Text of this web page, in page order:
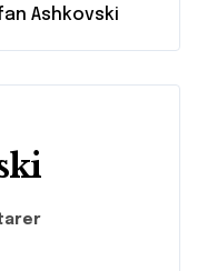
Ashkovski